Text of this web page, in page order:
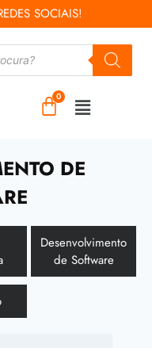
SOCIAIS!
DE
Desenvolvimento
de Software